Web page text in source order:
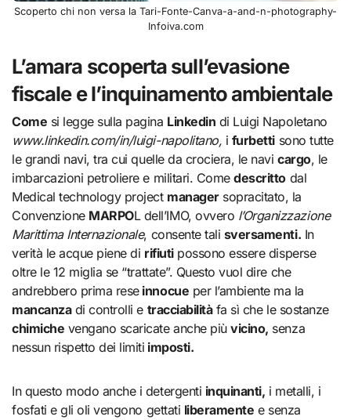
Scoperto chi non versa la Tari-Fonte-Canva-a-and-n-photography-
Infoiva.com
L’amara scoperta sull’evasione
fiscale e l’inquinamento ambientale
Come si legge sulla pagina Linkedin di Luigi Napoletano
www.linkedin.com/in/luigi-napolitano, i furbettisono tutte
le grandi navi, tra cui quelle da crociera, le navicargo, le
imbarcazioni petroliere e militari. Comedescritto dal
Medical technology project managersopracitato, la
Convenzione MARPOL dell’IMO, ovvero l’Organizzazione
Marittima Internazionale, consente tali sversamenti. In
verità le acque piene di rifiutipossono essere disperse
oltre le 12 miglia se “trattate”. Questo vuol dire che
andrebbero prima reseinnocue per l’ambiente ma la
mancanzadi controlli e tracciabilitàfa sì che le sostanze
chimiche vengano scaricate anche piùvicino, senza
nessun rispetto dei limiti imposti.
In questo modo anche i detergenti inquinanti, i metalli, i
fosfati e gli oli vengono gettati liberamente e senza